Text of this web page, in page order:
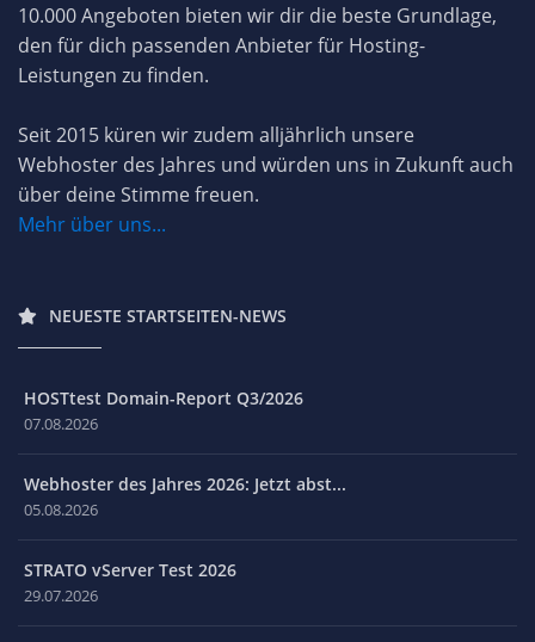
10.000 Angeboten bieten wir dir die beste Grundlage,
den für dich passenden Anbieter für Hosting-
Leistungen zu finden.
Seit 2015 küren wir zudem alljährlich unsere
Webhoster des Jahres und würden uns in Zukunft auch
über deine Stimme freuen.
Mehr über uns...
NEUESTE STARTSEITEN-NEWS
HOSTtest Domain-Report Q3/2026
07.08.2026
Webhoster des Jahres 2026: Jetzt abst...
05.08.2026
STRATO vServer Test 2026
29.07.2026